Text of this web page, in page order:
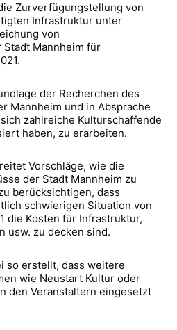
Zurverfügungstellung von
Infrastruktur unter
von
Mannheim für
der Recherchen des
Mannheim und in Absprache
zahlreiche Kulturschaffende
haben, zu erarbeiten.
Vorschläge, wie die
der Stadt Mannheim zu
berücksichtigen, dass
schwierigen Situation von
die Kosten für Infrastruktur,
usw. zu decken sind.
so erstellt, dass weitere
wie Neustart Kultur oder
den Veranstaltern eingesetzt